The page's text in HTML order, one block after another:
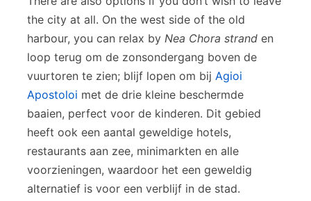
the city at all. On the west side of the old
harbour, you can relax by Nea Chora strand en
loop terug om de zonsondergang boven de
vuurtoren te zien; blijf lopen om bij Agioi
Apostoloi met de drie kleine beschermde
baaien, perfect voor de kinderen. Dit gebied
heeft ook een aantal geweldige hotels,
restaurants aan zee, minimarkten en alle
voorzieningen, waardoor het een geweldig
alternatief is voor een verblijf in de stad.